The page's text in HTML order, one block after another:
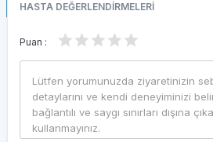
HASTA DEĞERLENDİRMELERİ
Puan :